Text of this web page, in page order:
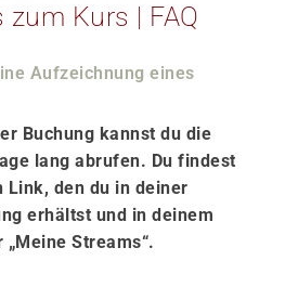
Kurs | FAQ
Aufzeichnung eines
Buchung kannst du die
lang abrufen. Du findest
Link, den du in deiner
erhältst und in deinem
Streams“.